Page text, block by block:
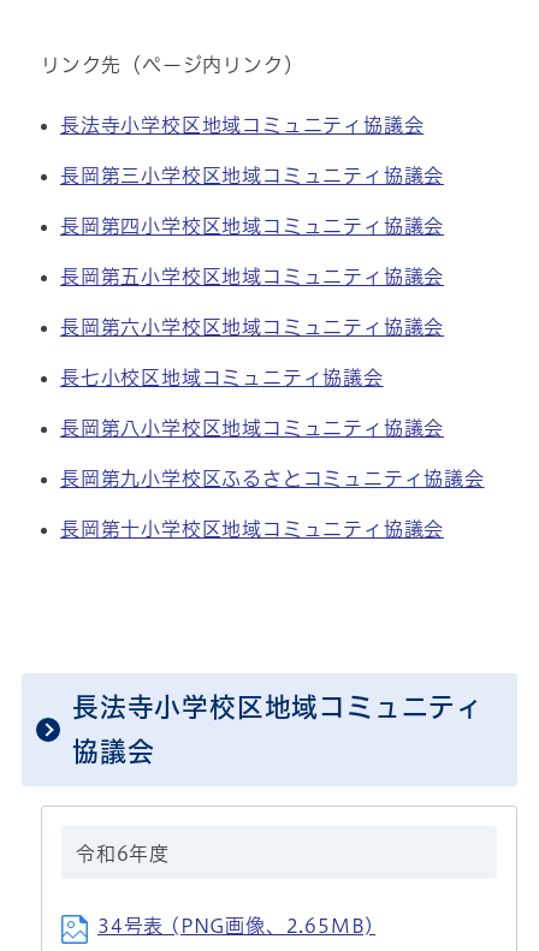
リンク先（ページ内リンク）
長法寺小学校区地域コミュニティ協議会
長岡第三小学校区地域コミュニティ協議会
長岡第四小学校区地域コミュニティ協議会
長岡第五小学校区地域コミュニティ協議会
長岡第六小学校区地域コミュニティ協議会
長七小校区地域コミュニティ協議会
長岡第八小学校区地域コミュニティ協議会
長岡第九小学校区ふるさとコミュニティ協議会
長岡第十小学校区地域コミュニティ協議会
長法寺小学校区地域コミュニティ
協議会
令和6年度
34号表 (PNG画像、2.65MB)